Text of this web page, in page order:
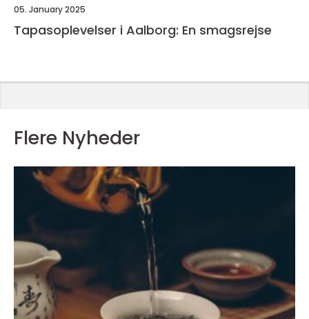
05. January 2025
Tapasoplevelser i Aalborg: En smagsrejse
Flere Nyheder